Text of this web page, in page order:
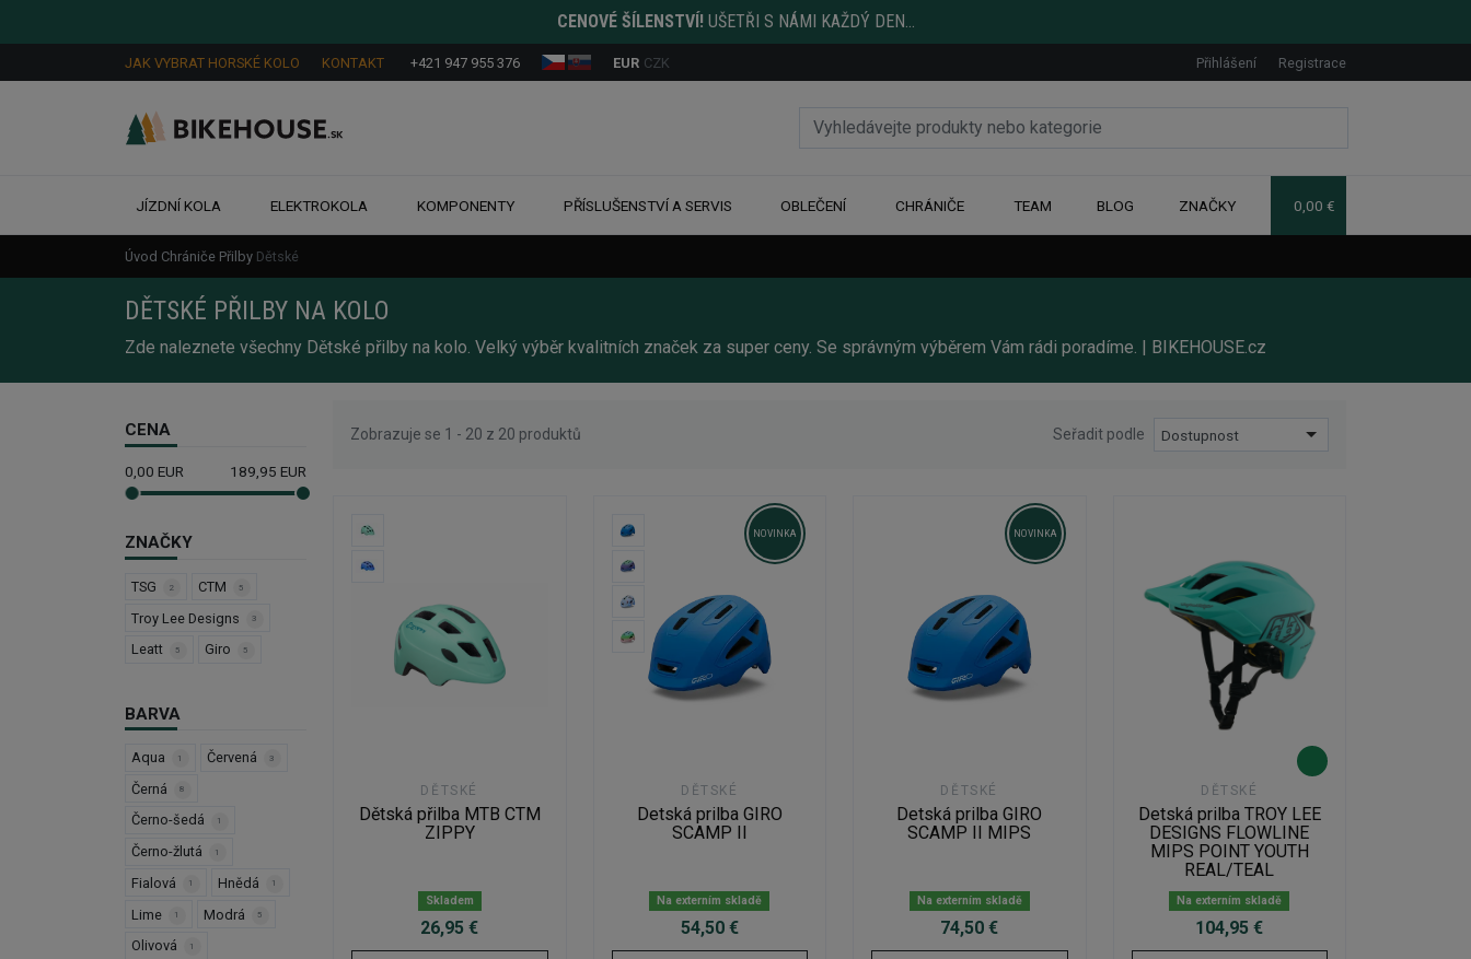
CENOVÉ ŠÍLENSTVÍ! UŠETŘI S NÁMI KAŽDÝ DEN...
JAK VYBRAT HORSKÉ KOLO KONTAKT +421 947 955 376 EUR CZK Přihlášení Registrace
JÍZDNÍ KOLA ELEKTROKOLA KOMPONENTY PŘÍSLUŠENSTVÍ A SERVIS OBLEČENÍ CHRÁNIČE TEAM BLOG ZNAČKY 0,00 €
Úvod Chrániče Přilby Dětské
DĚTSKÉ PŘILBY NA KOLO
Zde naleznete všechny Dětské přilby na kolo. Velký výběr kvalitních značek za super ceny. Se správným výběrem Vám rádi poradíme. | BIKEHOUSE.cz
CENA
0,00 EUR 189,95 EUR
ZNAČKY
TSG 2 CTM 5
Troy Lee Designs 3
Leatt 5 Giro 5
BARVA
Aqua 1 Červená 3
Černá 8
Černo-šedá 1
Černo-žlutá 1
Fialová 1 Hnědá 1
Lime 1 Modrá 5
Olivová 1
Zobrazuje se 1 - 20 z 20 produktů Seřadit podle Dostupnost
DĚTSKÉ
Dětská přilba MTB CTM
ZIPPY
Skladem
26,95 €
NOVINKA
DĚTSKÉ
Detská prilba GIRO
SCAMP II
Na externím skladě
54,50 €
NOVINKA
DĚTSKÉ
Detská prilba GIRO
SCAMP II MIPS
Na externím skladě
74,50 €
DĚTSKÉ
Detská prilba TROY LEE
DESIGNS FLOWLINE
MIPS POINT YOUTH
REAL/TEAL
Na externím skladě
104,95 €